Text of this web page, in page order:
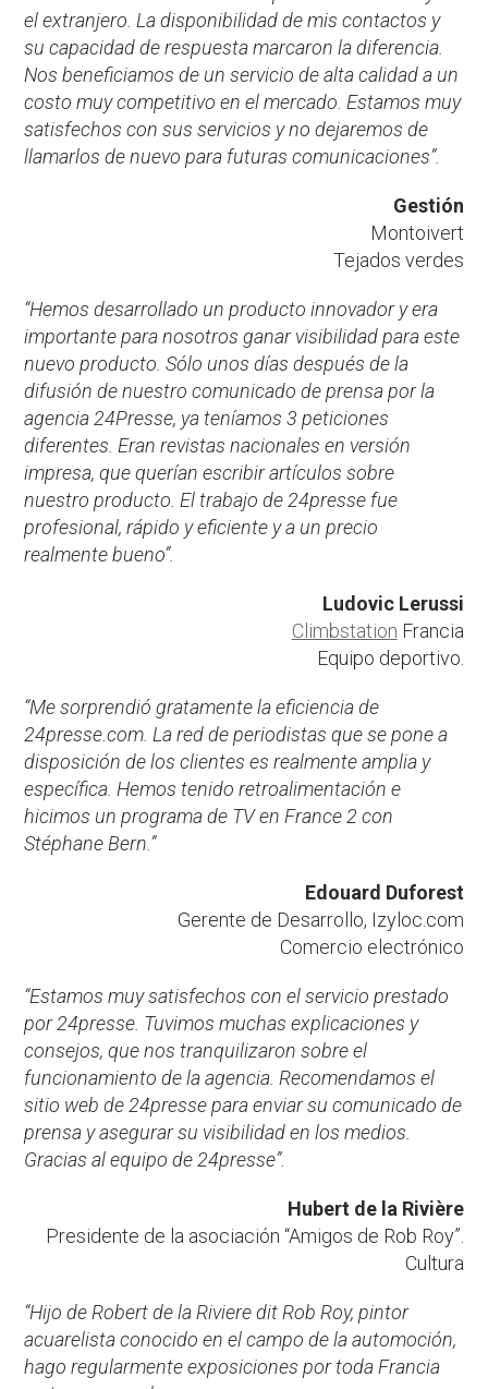
el extranjero. La disponibilidad de mis contactos y
su capacidad de respuesta marcaron la diferencia.
Nos beneficiamos de un servicio de alta calidad a un
costo muy competitivo en el mercado. Estamos muy
satisfechos con sus servicios y no dejaremos de
llamarlos de nuevo para futuras comunicaciones”.
Gestión
Montoivert
Tejados verdes
“Hemos desarrollado un producto innovador y era
importante para nosotros ganar visibilidad para este
nuevo producto. Sólo unos días después de la
difusión de nuestro comunicado de prensa por la
agencia 24Presse, ya teníamos 3 peticiones
diferentes. Eran revistas nacionales en versión
impresa, que querían escribir artículos sobre
nuestro producto. El trabajo de 24presse fue
profesional, rápido y eficiente y a un precio
realmente bueno”.
Ludovic Lerussi
Climbstation Francia
Equipo deportivo.
“Me sorprendió gratamente la eficiencia de
24presse.com. La red de periodistas que se pone a
disposición de los clientes es realmente amplia y
específica. Hemos tenido retroalimentación e
hicimos un programa de TV en France 2 con
Stéphane Bern.”
Edouard Duforest
Gerente de Desarrollo, Izyloc.com
Comercio electrónico
“Estamos muy satisfechos con el servicio prestado
por 24presse. Tuvimos muchas explicaciones y
consejos, que nos tranquilizaron sobre el
funcionamiento de la agencia. Recomendamos el
sitio web de 24presse para enviar su comunicado de
prensa y asegurar su visibilidad en los medios.
Gracias al equipo de 24presse”.
Hubert de la Rivière
Presidente de la asociación “Amigos de Rob Roy”.
Cultura
“Hijo de Robert de la Riviere dit Rob Roy, pintor
acuarelista conocido en el campo de la automoción,
hago regularmente exposiciones por toda Francia